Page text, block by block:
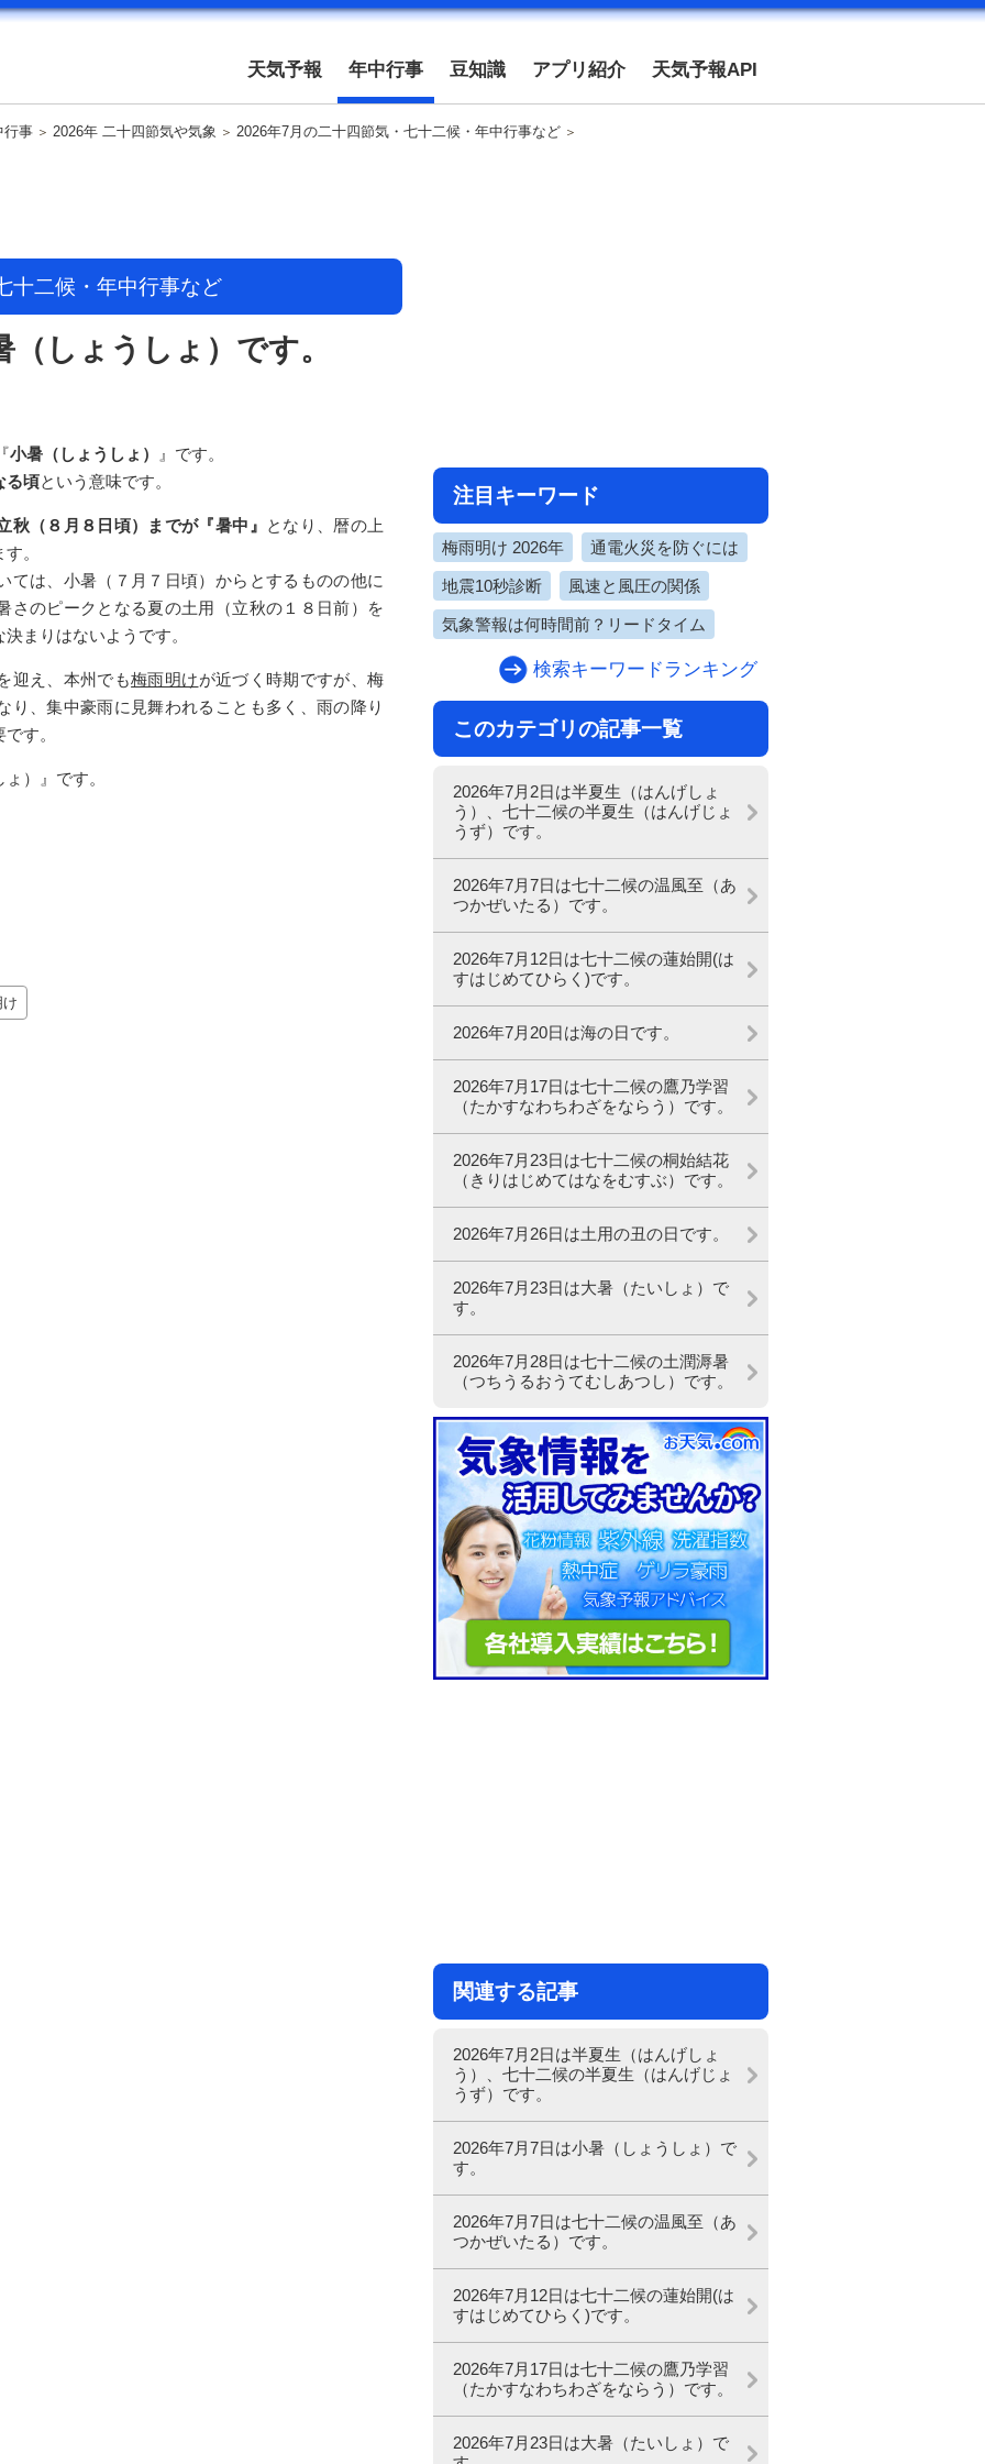
天気予報 年中行事 豆知識 アプリ紹介 天気予報API
行事 2026年 二十四節気や気象
2026年7月の二十四節気・七十二候・年中行事など
十二候・年中行事など
しょうしょ）です。
小暑（しょうしょ）
』です。
る頃という意味です。
秋（８月８日頃）までが『暑中』 となり、暦の上
。
ては、小暑（７月７日頃）からとするものの他に
さのピークとなる夏の土用（立秋の１８日前）を
まりはないようです。
迎え、本州でも梅雨明けが近づく時期ですが、梅
り、集中豪雨に見舞われることも多く、雨の降り
す。
）』です。
注目キーワード
梅雨明け 2026年 通電火災を防ぐには
地震10秒診断 風速と風圧の関係
気象警報は何時間前？リードタイム
検索キーワードランキング
このカテゴリの記事一覧
2026年7月2日は半夏生（はんげしょ
う）、七十二候の半夏生（はんげじょ
うず）です。
2026年7月7日は七十二候の温風至（あ
つかぜいたる）です。
2026年7月12日は七十二候の蓮始開(は
すはじめてひらく)です。
2026年7月20日は海の日です。
2026年7月17日は七十二候の鷹乃学習
（たかすなわちわざをならう）です。
2026年7月23日は七十二候の桐始結花
（きりはじめてはなをむすぶ）です。
2026年7月26日は土用の丑の日です。
2026年7月23日は大暑（たいしょ）で
す。
2026年7月28日は七十二候の土潤溽暑
（つちうるおうてむしあつし）です。
関連する記事
2026年7月2日は半夏生（はんげしょ
う）、七十二候の半夏生（はんげじょ
うず）です。
2026年7月7日は小暑（しょうしょ）で
す。
2026年7月7日は七十二候の温風至（あ
つかぜいたる）です。
2026年7月12日は七十二候の蓮始開(は
すはじめてひらく)です。
2026年7月17日は七十二候の鷹乃学習
（たかすなわちわざをならう）です。
2026年7月23日は大暑（たいしょ）で